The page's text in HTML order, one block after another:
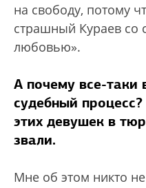
на свободу, потому
страшный Кураев со
любовью».
А почему все-таки
судебный
этих девушек в
звали.
Мне об этом никто